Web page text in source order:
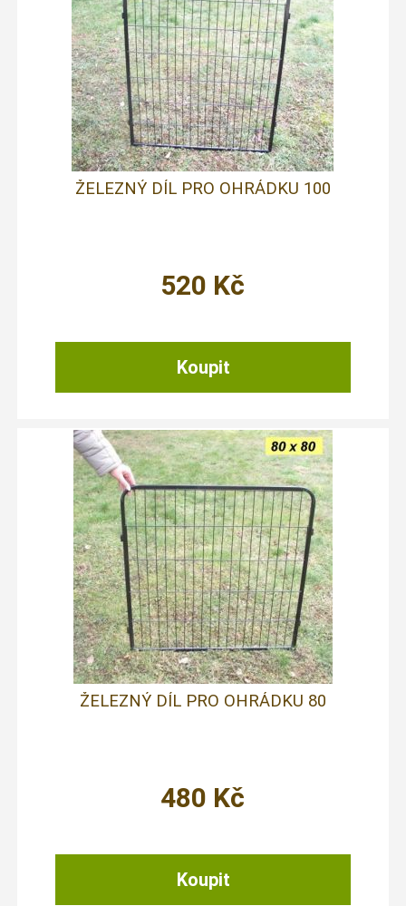
ŽELEZNÝ DÍL PRO OHRÁDKU 100
520 Kč
ŽELEZNÝ DÍL PRO OHRÁDKU 80
480 Kč